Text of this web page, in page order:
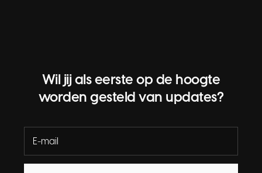
Wil jij als eerste op de hoogte
worden gesteld van updates?